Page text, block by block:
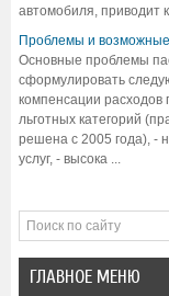
автомобиля, приводит
Проблемы и
Основные проблемы
сформулировать
компенсации расходов
льготных категорий
решена с 2005 года), -
услуг, - высока ...
ГЛАВНОЕ МЕНЮ